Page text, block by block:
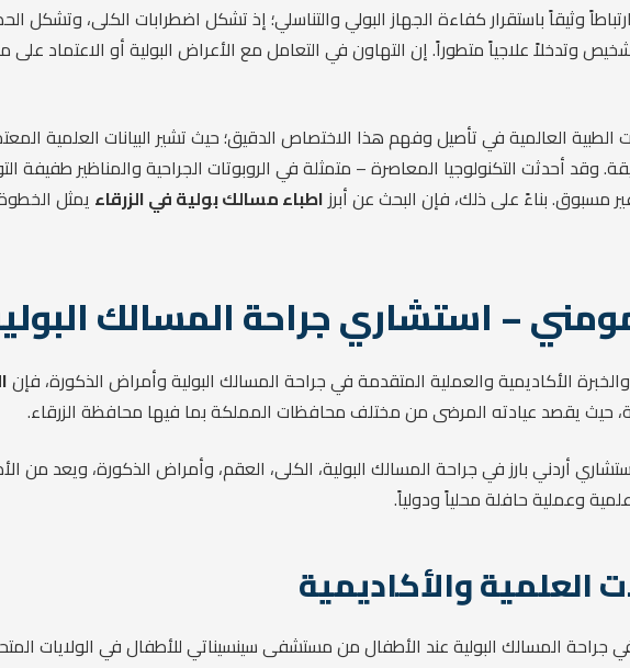
وثيقاً باستقرار كفاءة الجهاز البولي والتناسلي؛ إذ تشكل اضطرابات الكلى،
وتدخلاً علاجياً متطوراً. إن التهاون في التعامل مع الأعراض البولية أو الاعتماد
الطبية العالمية في تأصيل وفهم هذا الاختصاص الدقيق؛ حيث تشير البيانات العلمية
وقد أحدثت التكنولوجيا المعاصرة – متمثلة في الروبوتات الجراحية والمناظير
مسبوق. بناءً على ذلك، فإن البحث عن أبرزاطباء مسالك بولية في الزرقاء يمثل
– استشاري جراحة المسالك
الأكاديمية والعملية المتقدمة في جراحة المسالك البولية وأمراض الذكورة، فإن
حيث يقصد عيادته المرضى من مختلف محافظات المملكة بما فيها محافظة الزرقاء.
أردني بارز في جراحة المسالك البولية، الكلى، العقم، وأمراض الذكورة، ويعد من
وعملية حافلة محلياً ودولياً.
العلمية والأكاديمية
جراحة المسالك البولية عند الأطفال من مستشفى سينسيناتي للأطفال في الولايات